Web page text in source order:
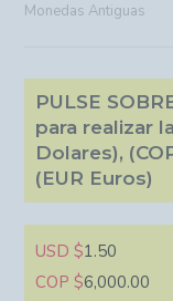
Monedas Antiguas
PULSE
para realizar
Dolares),
(EUR Euros)
USD $1.50
COP $6,000.00